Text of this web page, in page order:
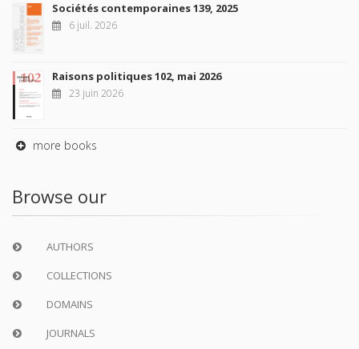
Sociétés contemporaines 139, 2025
6 juil. 2026
Raisons politiques 102, mai 2026
23 juin 2026
more books
Browse our
AUTHORS
COLLECTIONS
DOMAINS
JOURNALS